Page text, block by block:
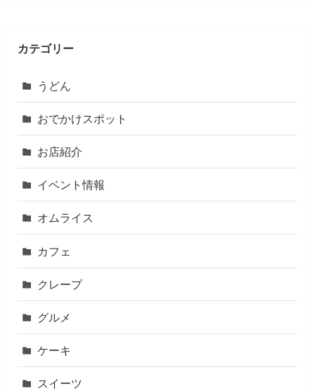
カテゴリー
うどん
おでかけスポット
お店紹介
イベント情報
オムライス
カフェ
クレープ
グルメ
ケーキ
スイーツ